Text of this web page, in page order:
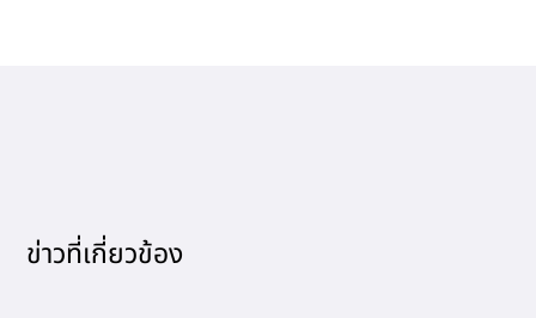
ข่าวที่เกี่ยวข้อง